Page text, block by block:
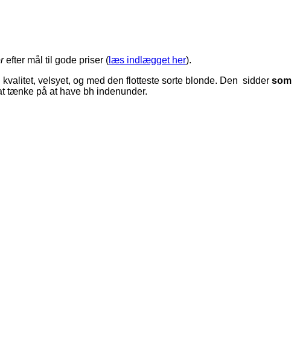
efter mål til gode priser ( læs indlægget her).
velsyet, og med den flotteste sorte blonde. Den sidder som
tænke på at have bh indenunder.